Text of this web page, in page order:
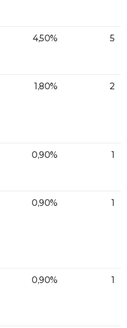
4,50% 5
1,80% 2
0,90% 1
0,90% 1
0,90% 1